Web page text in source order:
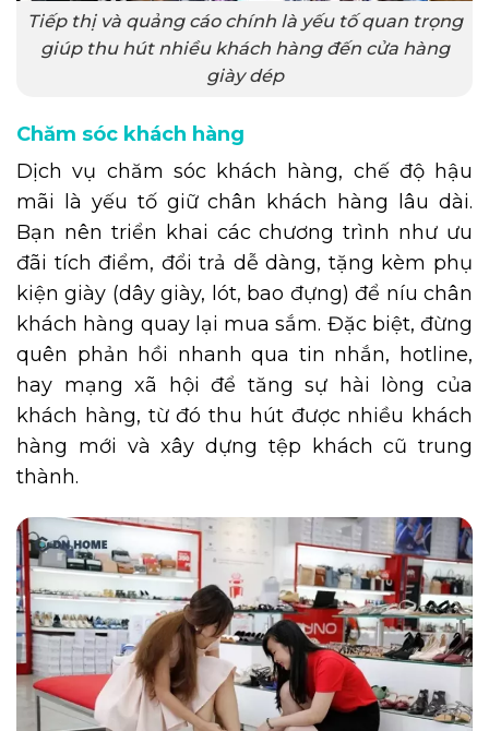
Tiếp thị và quảng cáo chính là yếu tố quan trọng
giúp thu hút nhiều khách hàng đến cửa hàng
giày dép
Chăm sóc khách hàng
Dịch vụ chăm sóc khách hàng, chế độ hậu
mãi là yếu tố giữ chân khách hàng lâu dài.
Bạn nên triển khai các chương trình như ưu
đãi tích điểm, đổi trả dễ dàng, tặng kèm phụ
kiện giày (dây giày, lót, bao đựng) để níu chân
khách hàng quay lại mua sắm. Đặc biệt, đừng
quên phản hồi nhanh qua tin nhắn, hotline,
hay mạng xã hội để tăng sự hài lòng của
khách hàng, từ đó thu hút được nhiều khách
hàng mới và xây dựng tệp khách cũ trung
thành.